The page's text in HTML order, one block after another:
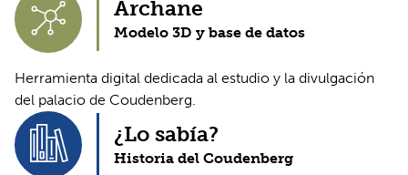
Archane
Modelo 3D y base de datos
Herramienta digital dedicada al estudio y la divulgación
del palacio de Coudenberg.
¿Lo sabía?
Historia del Coudenberg